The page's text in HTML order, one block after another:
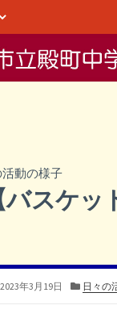
活動の様子
スケッ
最
2023年3月19日
カ
日々の